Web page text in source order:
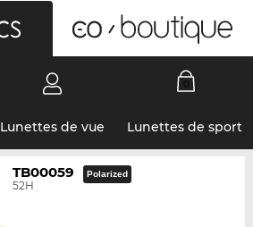
Lunettes de vue Lunettes de sport
TB00059
52H
Polarized